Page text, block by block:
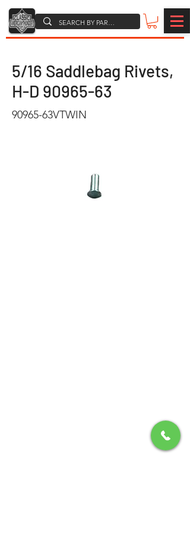
5/16 Saddlebag Rivets,
H-D 90965-63
90965-63VTWIN